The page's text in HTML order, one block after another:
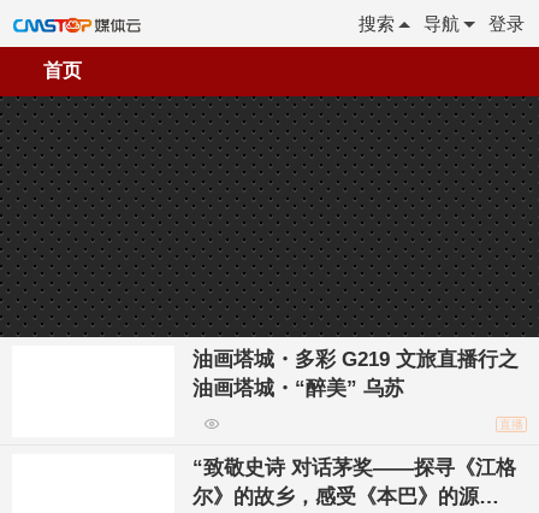
登录
导航
搜索
首页
油画塔城・多彩 G219 文旅直播行之
油画塔城・“醉美” 乌苏
直播
“致敬史诗 对话茅奖——探寻《江格
尔》的故乡，感受《本巴》的源